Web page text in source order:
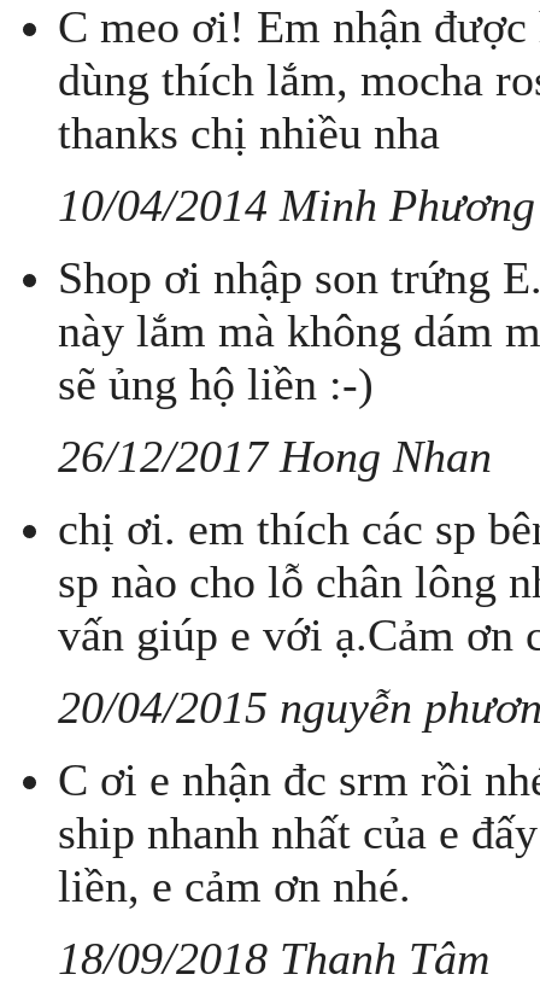
C meo ơi! Em nhận
dùng thích lắm, mocha
thanks chị nhiều nha
10/04/2014 Minh Phương
Shop ơi nhập son trứng
này lắm mà không dám
sẽ ủng hộ liền :-)
26/12/2017 Hong Nhan
chị ơi. em thích các sp
sp nào cho lỗ chân lông
vấn giúp e với ạ.Cảm ơn
20/04/2015 nguyễn
C ơi e nhận đc srm rồi
ship nhanh nhất của e
liền, e cảm ơn nhé.
18/09/2018 Thanh Tâm